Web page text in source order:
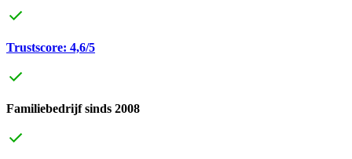
Trustscore: 4,6/5
Familiebedrijf sinds 2008